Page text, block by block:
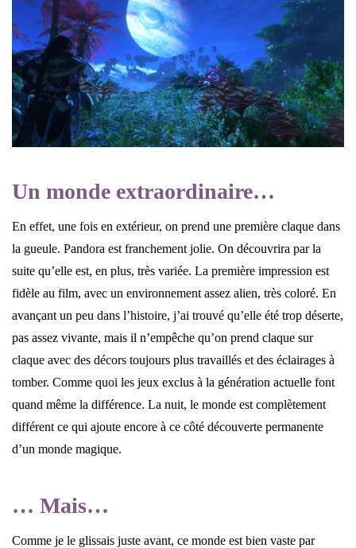
Un monde extraordinaire…
En effet, une fois en extérieur, on prend une première claque dans
la gueule. Pandora est franchement jolie. On découvrira par la
suite qu’elle est, en plus, très variée. La première impression est
fidèle au film, avec un environnement assez alien, très coloré. En
avançant un peu dans l’histoire, j’ai trouvé qu’elle été trop déserte,
pas assez vivante, mais il n’empêche qu’on prend claque sur
claque avec des décors toujours plus travaillés et des éclairages à
tomber. Comme quoi les jeux exclus à la génération actuelle font
quand même la différence. La nuit, le monde est complètement
différent ce qui ajoute encore à ce côté découverte permanente
d’un monde magique.
… Mais…
Comme je le glissais juste avant, ce monde est bien vaste par